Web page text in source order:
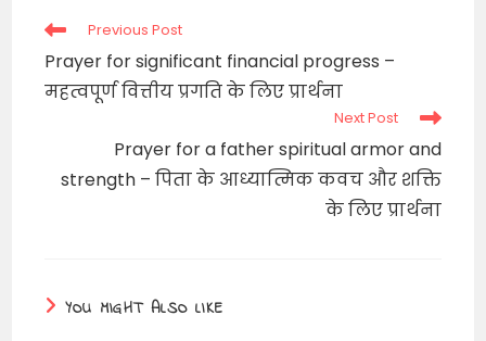
Read
articles
Previous Post
Prayer for significant financial progress –
महत्वपूर्ण वित्तीय प्रगति के लिए प्रार्थना
Next Post
Prayer for a father spiritual armor and
strength – पिता के आध्यात्मिक कवच और शक्ति
के लिए प्रार्थना
YOU MIGHT ALSO LIKE